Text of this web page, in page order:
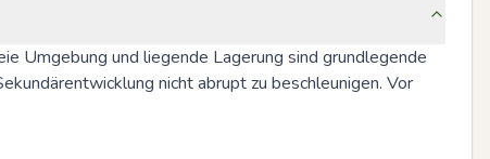
Umgebung und liegende Lagerung sind grundlegende
nicht abrupt zu beschleunigen. Vor